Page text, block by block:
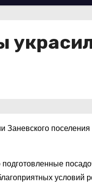
условий